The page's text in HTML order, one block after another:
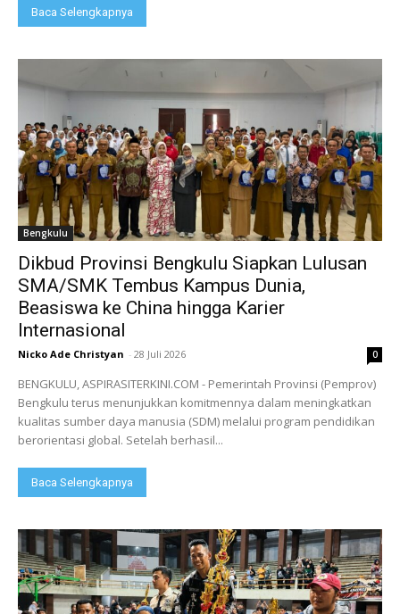
Baca Selengkapnya
Bengkulu
Dikbud Provinsi Bengkulu Siapkan Lulusan
SMA/SMK Tembus Kampus Dunia,
Beasiswa ke China hingga Karier
Internasional
Nicko Ade Christyan - 28 Juli 2026 0
BENGKULU, ASPIRASITERKINI.COM - Pemerintah Provinsi (Pemprov)
Bengkulu terus menunjukkan komitmennya dalam meningkatkan
kualitas sumber daya manusia (SDM) melalui program pendidikan
berorientasi global. Setelah berhasil...
Baca Selengkapnya